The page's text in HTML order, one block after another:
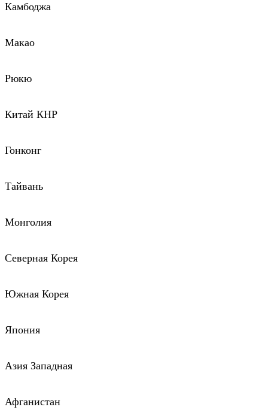
Камбоджа
Макао
Рюкю
Китай КНР
Гонконг
Тайвань
Монголия
Северная Корея
Южная Корея
Япония
Азия Западная
Афганистан